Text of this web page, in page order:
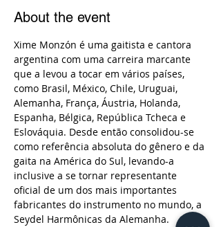
About the event
Xime Monzón é uma gaitista e cantora
argentina com uma carreira marcante
que a levou a tocar em vários países,
como Brasil, México, Chile, Uruguai,
Alemanha, França, Áustria, Holanda,
Espanha, Bélgica, República Tcheca e
Eslováquia. Desde então consolidou-se
como referência absoluta do gênero e da
gaita na América do Sul, levando-a
inclusive a se tornar representante
oficial de um dos mais importantes
fabricantes do instrumento no mundo, a
Seydel Harmônicas da Alemanha.